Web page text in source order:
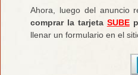
Ahora, luego del anuncio
comprar la tarjeta SUBE
llenar un formulario en el